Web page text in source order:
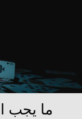
ما يجب